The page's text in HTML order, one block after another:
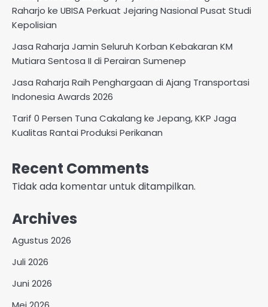
Raharjo ke UBISA Perkuat Jejaring Nasional Pusat Studi
Kepolisian
Jasa Raharja Jamin Seluruh Korban Kebakaran KM
Mutiara Sentosa II di Perairan Sumenep
Jasa Raharja Raih Penghargaan di Ajang Transportasi
Indonesia Awards 2026
Tarif 0 Persen Tuna Cakalang ke Jepang, KKP Jaga
Kualitas Rantai Produksi Perikanan
Recent Comments
Tidak ada komentar untuk ditampilkan.
Archives
Agustus 2026
Juli 2026
Juni 2026